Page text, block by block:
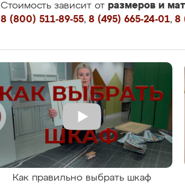
Стоимость зависит от размеров и
8 (800) 511-89-55, 8 (495) 665-24-01, 8
Как правильно выбрать шкаф